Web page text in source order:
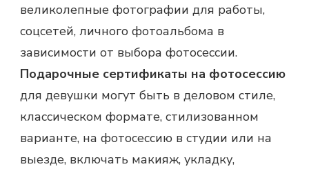
великолепные фотографии для работы,
соцсетей, личного фотоальбома в
зависимости от выбора фотосессии.
Подарочные сертификаты на фотосессию
для девушки могут быть в деловом стиле,
классическом формате, стилизованном
варианте, на фотосессию в студии или на
выезде, включать макияж, укладку,